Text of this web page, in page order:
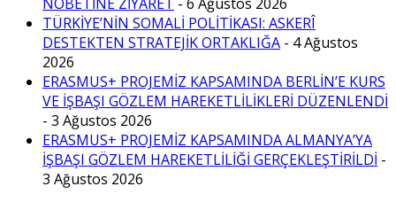
TÜRKİYE’NİN SOMALİ POLİTİKASI: ASKERÎ
DESTEKTEN STRATEJİK ORTAKLIĞA - 4 Ağustos
2026
ERASMUS+ PROJEMİZ KAPSAMINDA BERLİN’E KURS
VE İŞBAŞI GÖZLEM HAREKETLİLİKLERİ DÜZENLENDİ
- 3 Ağustos 2026
ERASMUS+ PROJEMİZ KAPSAMINDA ALMANYA’YA
İŞBAŞI GÖZLEM HAREKETLİLİĞİ GERÇEKLEŞTİRİLDİ -
3 Ağustos 2026